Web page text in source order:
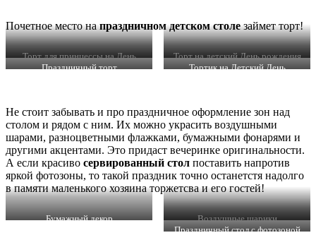
Почетное место напраздничном детском столезаймет торт!
Торт для принцессы на День
рождения
Торт на детский День рождения
Праздничный торт
Тортик на Детский День
Не стоит забывать и про праздничное оформление зон над
столом и рядом с ним. Их можно украсить воздушными
шарами, разноцветными флажками, бумажными фонарями и
другими акцентами. Это придаст вечеринке оригинальности.
А если красиво сервированный стол поставить напротив
яркой фотозоны, то такой праздник точно останетстя надолго
в памяти маленького хозяина торжетсва и его гостей!
Бумажный декор
Воздушные шарики
Праздничный стол с фотозоной